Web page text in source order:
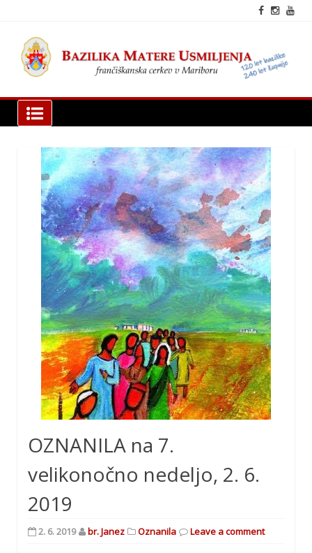
content
Bazilika Matere Usmiljenja
OZNANILA na 7.
velikonočno nedeljo, 2. 6.
2019
2. 6. 2019 br. Janez Oznanila Leave a comment